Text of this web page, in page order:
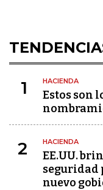
1 HACIENDA
Estos son
2 HACIENDA
EE.UU.
seguridad
nuevo